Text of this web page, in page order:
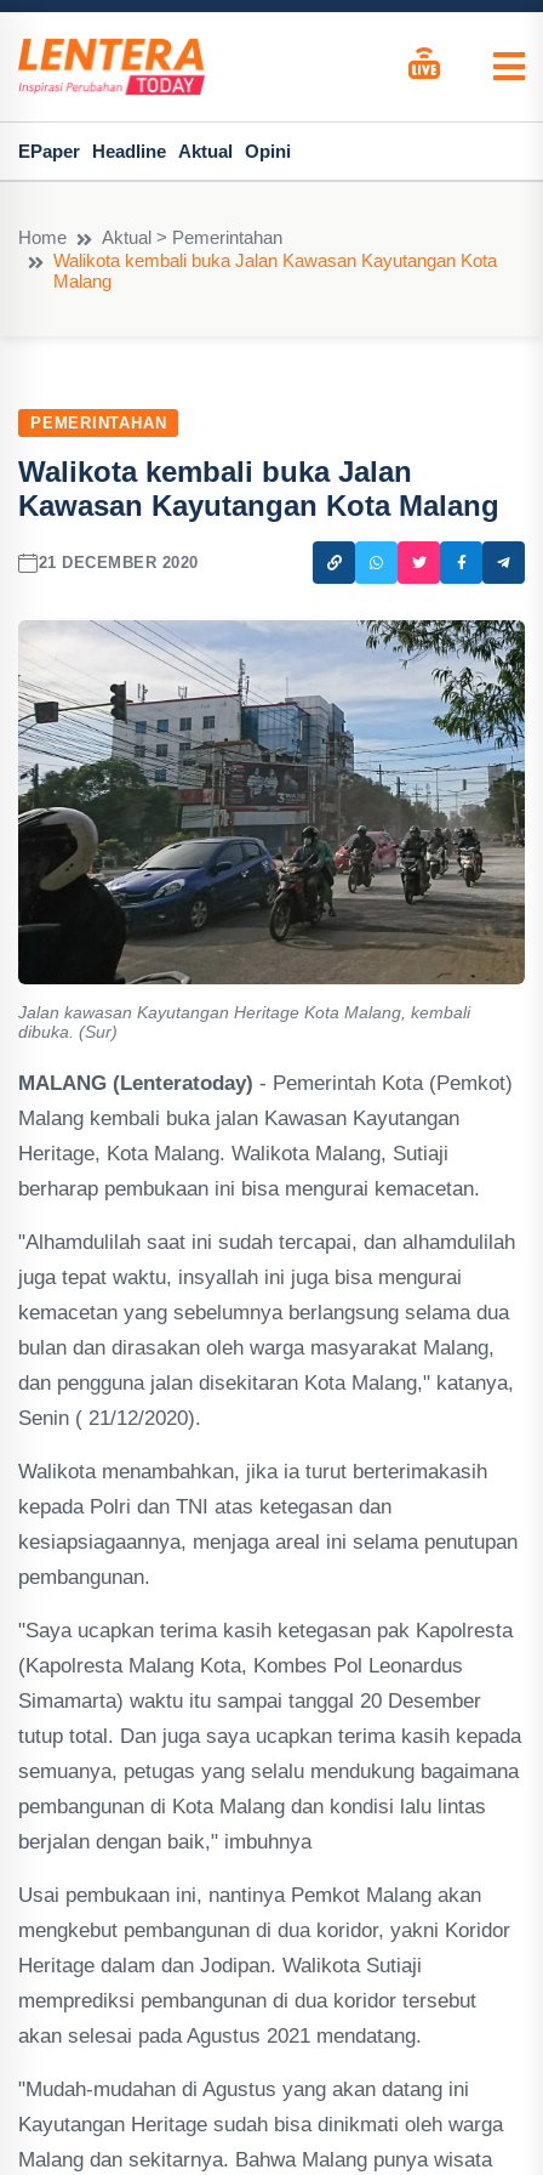
EPaper Headline Aktual Opini
Home
Aktual > Pemerintahan
Walikota kembali buka Jalan Kawasan Kayutangan Kota
Malang
PEMERINTAHAN
Walikota kembali buka Jalan
Kawasan Kayutangan Kota Malang
21 DECEMBER 2020
Jalan kawasan Kayutangan Heritage Kota Malang, kembali
dibuka. (Sur)
MALANG (Lenteratoday) - Pemerintah Kota (Pemkot)
Malang kembali buka jalan Kawasan Kayutangan
Heritage, Kota Malang. Walikota Malang, Sutiaji
berharap pembukaan ini bisa mengurai kemacetan.
"Alhamdulilah saat ini sudah tercapai, dan alhamdulilah
juga tepat waktu, insyallah ini juga bisa mengurai
kemacetan yang sebelumnya berlangsung selama dua
bulan dan dirasakan oleh warga masyarakat Malang,
dan pengguna jalan disekitaran Kota Malang," katanya,
Senin ( 21/12/2020).
Walikota menambahkan, jika ia turut berterimakasih
kepada Polri dan TNI atas ketegasan dan
kesiapsiagaannya, menjaga areal ini selama penutupan
pembangunan.
"Saya ucapkan terima kasih ketegasan pak Kapolresta
(Kapolresta Malang Kota, Kombes Pol Leonardus
Simamarta) waktu itu sampai tanggal 20 Desember
tutup total. Dan juga saya ucapkan terima kasih kepada
semuanya, petugas yang selalu mendukung bagaimana
pembangunan di Kota Malang dan kondisi lalu lintas
berjalan dengan baik," imbuhnya
Usai pembukaan ini, nantinya Pemkot Malang akan
mengkebut pembangunan di dua koridor, yakni Koridor
Heritage dalam dan Jodipan. Walikota Sutiaji
memprediksi pembangunan di dua koridor tersebut
akan selesai pada Agustus 2021 mendatang.
"Mudah-mudahan di Agustus yang akan datang ini
Kayutangan Heritage sudah bisa dinikmati oleh warga
Malang dan sekitarnya. Bahwa Malang punya wisata